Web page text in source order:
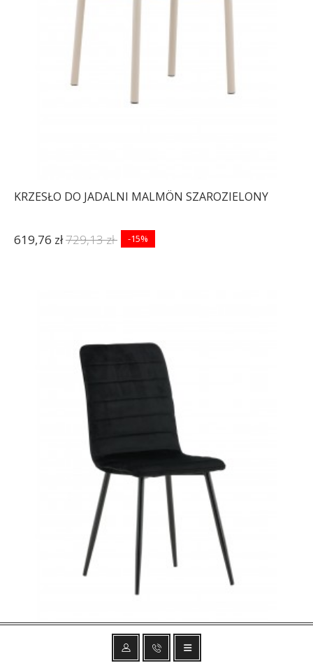
KRZESŁO DO JADALNI MALMÖN SZAROZIELONY
619,76 zł729,13 zł -15%
KRZESŁO DO JADALNI WINDU CZARNY